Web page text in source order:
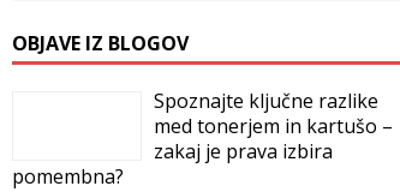
OBJAVE IZ BLOGOV
Spoznajte ključne razlike
med tonerjem in kartušo –
zakaj je prava izbira
pomembna?